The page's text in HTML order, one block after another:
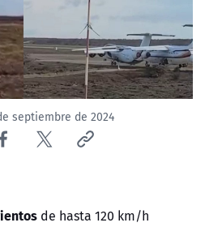
septiembre de 2024
de hasta 120 km/h